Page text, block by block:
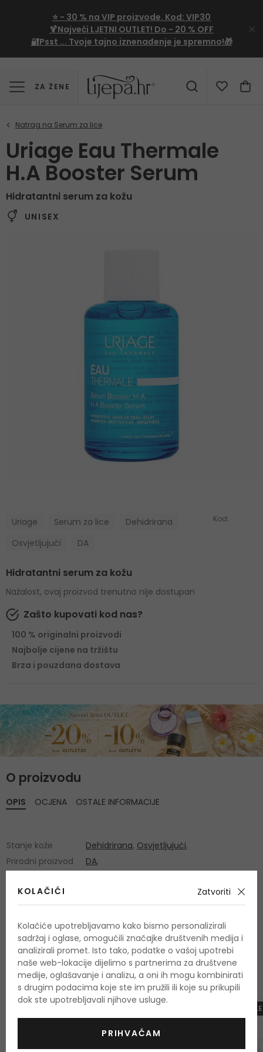
⭐ - 30 % na VIP proizvode. Kod: VIP30
🍹Najveći LJETNI OUTLET! Do - 20 % OFF
🔐Psst ... Tvoje tajno iznenađenje je spremno!🎁
ZA ŽENE
Uriage Eau Thermale
H.A Booster Serum
Hidratantni serum za kožu
UNISEX
Uriage Serum za lice
Dehidrirana
Osvjetljujući
DA
Kod:
Hidratantni serum za kožu
Nažalost, ovaj proizvod trenutno nije dostupan
Zašto kupovati kod nas?
100 % originalni proizvodi
Najbolje cijene na tržištu
Brza i pouzdana dostava
O proizvodu
OPIS
Stanje kože Dehidrirana, Osvjetljujući,
Prirodni proizvod
DA,
OCJENA OSTALE INFORMACIJE
OSTALI PROIZVODI IZ ASORTIMANA
Uriage Eau Thermale
-10%. KOD: OUTLET10 -10%. KOD:
KOLAČIĆI Zatvoriti
Kolačiće upotrebljavamo kako bismo personalizirali
sadržaj i oglase, omogućili značajke društvenih medija i
analizirali promet. Isto tako, podatke o vašoj upotrebi
naše web-lokacije dijelimo s partnerima za društvene
medije, oglašavanje i analizu, a oni ih mogu kombinirati
s drugim podacima koje ste im pružili ili koje su prikupili
dok ste upotrebljavali njihove usluge.
PRIHVAĆAM